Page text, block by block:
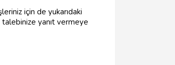
için de yukarıdaki
yanıt vermeye